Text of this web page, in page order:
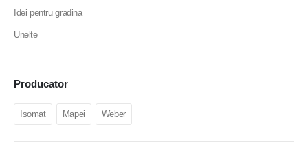
Idei pentru gradina
Unelte
Producator
Isomat Mapei Weber